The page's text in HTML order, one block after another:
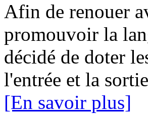
Afin de renouer
promouvoir la
décidé de doter
l'entrée et la
[En savoir plus]